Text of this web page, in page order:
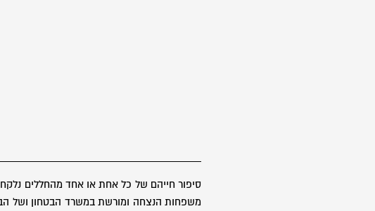
סיפור חייהם של כל אחת או אחד מהחללים
משפחות הנצחה ומורשת במשרד הבטחון ושל